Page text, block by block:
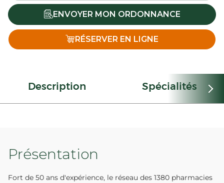
ENVOYER MON ORDONNANCE
RÉSERVER EN LIGNE
Description Spécialités
Présentation
Fort de 50 ans d'expérience, le réseau des 1380 pharmacies